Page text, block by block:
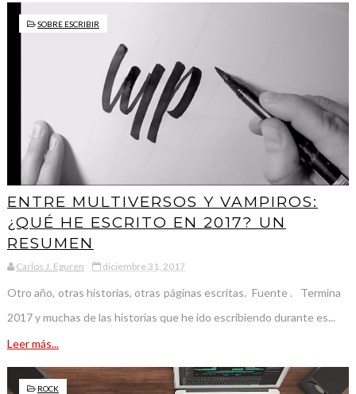
SOBRE ESCRIBIR
ENTRE MULTIVERSOS Y VAMPIROS:
¿QUÉ HE ESCRITO EN 2017? UN
RESUMEN
Carlos J. Eguren diciembre 31, 2017
Otro año, otras historias, otras páginas escritas. Fuente . Termina
2017 y muchas de las historias que he ido escribiendo durante es...
Leer más...
ROCK